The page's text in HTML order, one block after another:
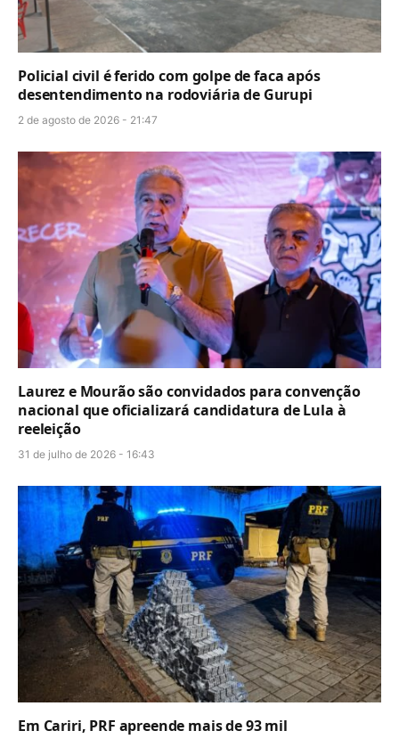
Policial civil é ferido com golpe de faca após
desentendimento na rodoviária de Gurupi
2 de agosto de 2026 - 21:47
Laurez e Mourão são convidados para convenção
nacional que oficializará candidatura de Lula à
reeleição
31 de julho de 2026 - 16:43
Em Cariri, PRF apreende mais de 93 mil